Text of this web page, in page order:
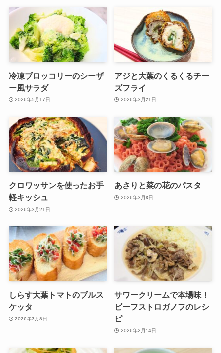
冷凍ブロッコリーのシーザ
ー風サラダ
2026年5月17日
アジと大葉のくるくるチー
ズフライ
2026年3月21日
クロワッサンを使ったお手
軽キッシュ
2026年3月21日
あさりと菜の花のパスタ
2026年3月8日
しらす大葉トマトのブルス
ケッタ
2026年3月8日
サワークリームで本場味！
ビーフストロガノフのレシ
ピ
2026年2月14日